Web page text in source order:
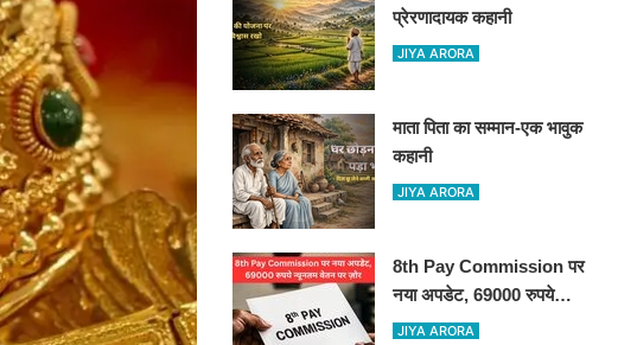
प्रेरणादायक कहानी
JIYA ARORA
माता पिता का सम्मान-एक भावुक
कहानी
JIYA ARORA
8th Pay Commission पर
नया अपडेट, 69000 रुपये
न्यूनतम वेतन पर ज़ोर
JIYA ARORA